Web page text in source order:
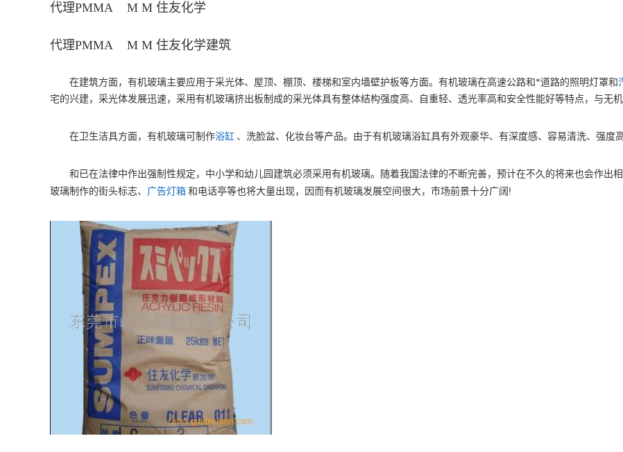
代理PMMA M M 住友化学
代理PMMA M M 住友化学建筑
在建筑方面，有机玻璃主要应用于采光体、屋顶、棚顶、楼梯和室内墙壁护板等方面。有机玻璃在高速公路和*道路的照明灯罩和
宅的兴建，采光体发展迅速，采用有机玻璃挤出板制成的采光体具有整体结构强度高、自重轻、透光率高和安全性能好等特点，与无
在卫生洁具方面，有机玻璃可制作浴缸 、洗脸盆、化妆台等产品。由于有机玻璃浴缸具有外观豪华、有深度感、容易清洗、强度
和已在法律中作出强制性规定，中小学和幼儿园建筑必须采用有机玻璃。随着我国法律的不断完善，预计在不久的将来也会作出
玻璃制作的街头标志、 广告灯箱 和电话亭等也将大量出现，因而有机玻璃发展空间很大，市场前景十分广阔 !